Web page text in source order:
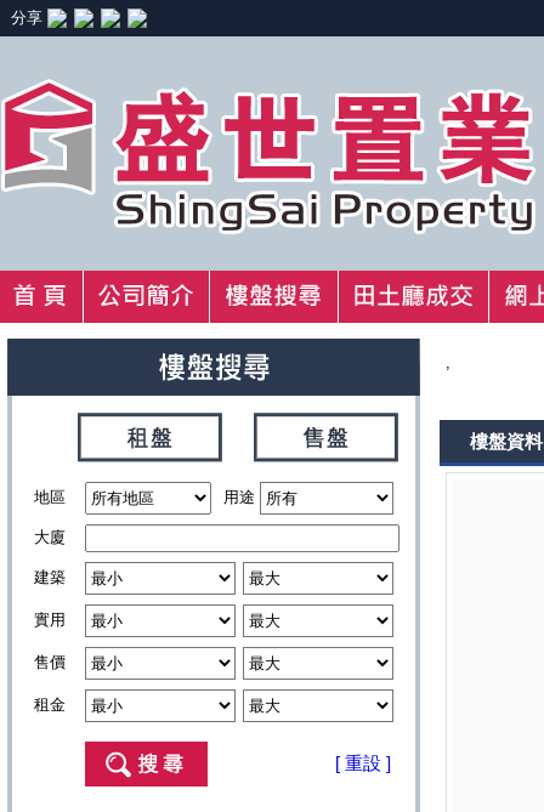
分享
地區 用途
大廈
建築
實用
售價
租金
[ 重設 ]
,
樓盤資料